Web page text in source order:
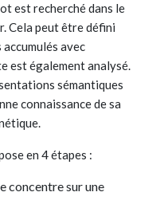
est recherché dans le
Cela peut être défini
avec
est également analysé.
sémantiques
connaissance de sa
en 4 étapes :
concentre sur une